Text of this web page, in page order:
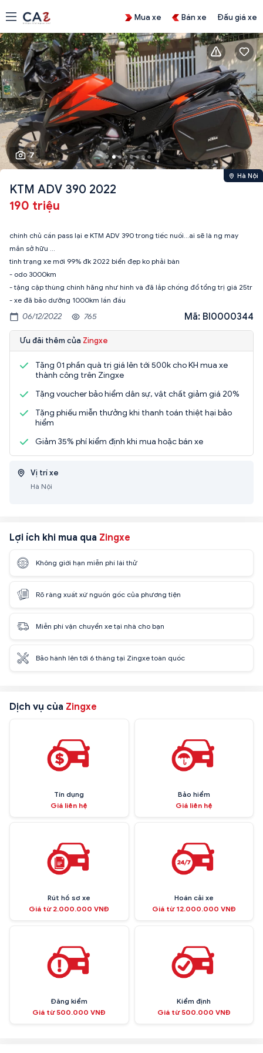
Mua xe Bán xe Đấu giá xe
7
Hà Nội
KTM ADV 390 2022
190 triệu
chính chủ cần pass lại e KTM ADV 390 trong tiếc nuối...ai sẽ là ng may
mắn sở hữu ...
tình trạng xe mới 99% đk 2022 biển đẹp ko phải bàn
- odo 3000km
- tặng cặp thùng chính hãng như hình và đã lắp chống đổ tổng trị giá 25tr
- xe đã bảo dưỡng 1000km lần đầu
06/12/2022 765 Mã: BI0000344
Ưu đãi thêm của Zingxe
Tặng 01 phần quà trị giá lên tới 500k cho KH mua xe
thành công trên Zingxe
Tặng voucher bảo hiểm dân sự, vật chất giảm giá 20%
Tặng phiếu miễn thưởng khi thanh toán thiệt hại bảo
hiểm
Giảm 35% phí kiểm định khi mua hoặc bán xe
Vị trí xe
Hà Nội
Lợi ích khi mua qua Zingxe
Không giới hạn miễn phí lái thử
Rõ ràng xuất xứ nguồn gốc của phương tiện
Miễn phí vận chuyển xe tại nhà cho bạn
Bảo hành lên tới 6 tháng tại Zingxe toàn quốc
Dịch vụ của Zingxe
Tín dụng
Giá liên hệ
Bảo hiểm
Giá liên hệ
Rút hồ sơ xe
Giá từ 2.000.000 VNĐ
Hoán cải xe
Giá từ 12.000.000 VNĐ
Đăng kiểm
Giá từ 500.000 VNĐ
Kiểm định
Giá từ 500.000 VNĐ